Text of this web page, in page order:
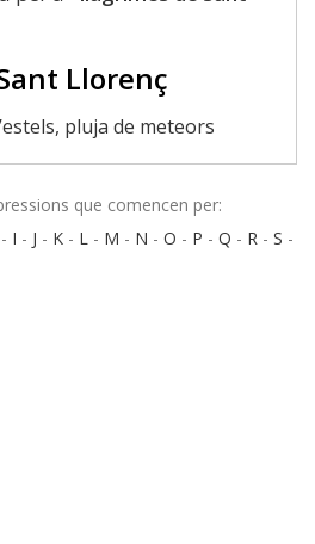
Llorenç
pluja de meteors
que comencen per:
- I - J - K - L - M - N - O - P - Q - R - S -